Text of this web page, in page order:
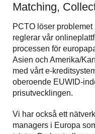
Matching,
PCTO löser
reglerar vår
processen för
Asien och Amerika/
med vårt e-
oberoende EUWID-
prisutvecklingen.
Vi har också ett
managers i Europa